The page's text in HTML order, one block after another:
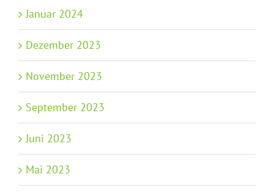
Januar 2024
Dezember 2023
November 2023
September 2023
Juni 2023
Mai 2023